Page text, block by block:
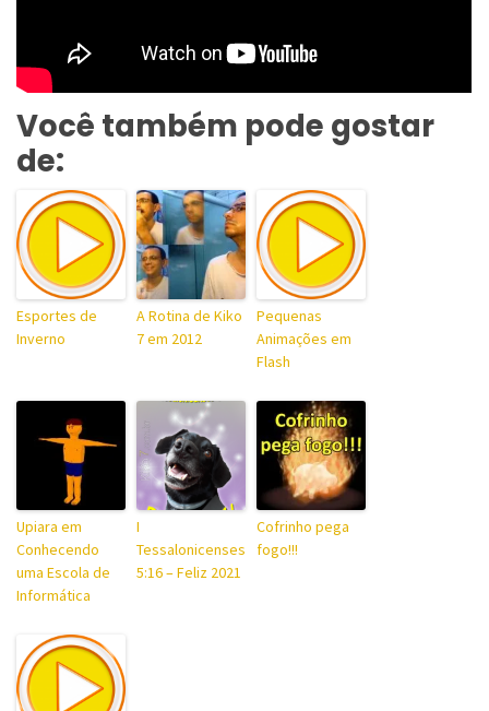
Você também pode gostar
de:
Esportes de
Inverno
A Rotina de Kiko
7 em 2012
Pequenas
Animações em
Flash
Upiara em
Conhecendo
uma Escola de
Informática
I
Tessalonicenses
5:16 – Feliz 2021
Cofrinho pega
fogo!!!